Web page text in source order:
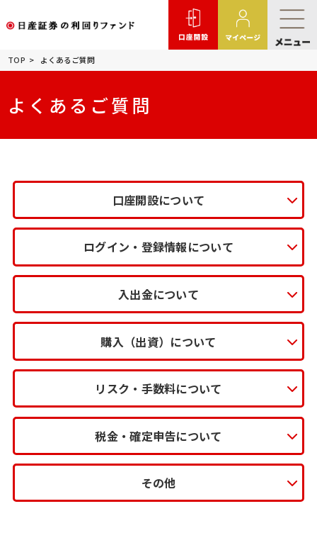
TOP よくあるご質問
よくあるご質問
口座開設について
ログイン・登録情報について
入出金について
購入（出資）について
リスク・手数料について
税金・確定申告について
その他